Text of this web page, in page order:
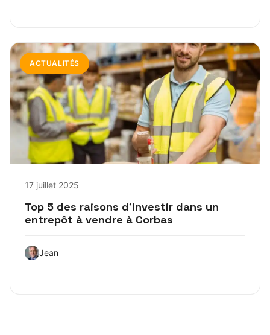
ACTUALITÉS
17 juillet 2025
Top 5 des raisons d’investir dans un
entrepôt à vendre à Corbas
Jean